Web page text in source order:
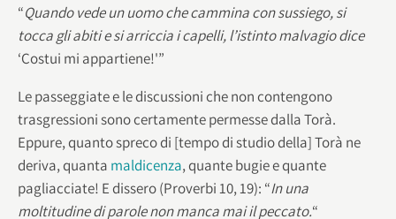
“Quando vede un uomo che cammina con sussiego, si
tocca gli abiti e si arriccia i capelli, l’istinto malvagio dice
‘Costui mi appartiene!'”
Le passeggiate e le discussioni che non contengono
trasgressioni sono certamente permesse dalla Torà.
Eppure, quanto spreco di [tempo di studio della] Torà ne
deriva, quanta maldicenza, quante bugie e quante
pagliacciate! E dissero (Proverbi 10, 19): “In una
moltitudine di parole non manca mai il peccato.“